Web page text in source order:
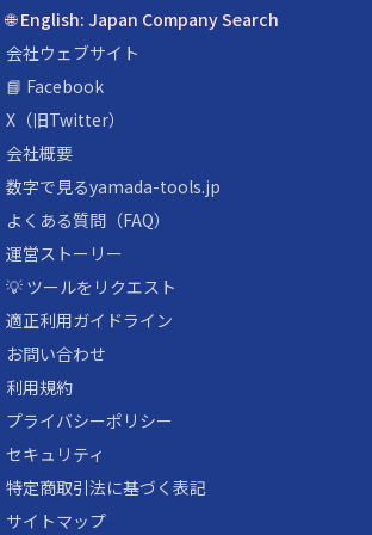
🌐 English: Japan Company Search
会社ウェブサイト
📘 Facebook
X（旧Twitter）
会社概要
数字で見るyamada-tools.jp
よくある質問（FAQ）
運営ストーリー
💡 ツールをリクエスト
適正利用ガイドライン
お問い合わせ
利用規約
プライバシーポリシー
セキュリティ
特定商取引法に基づく表記
サイトマップ